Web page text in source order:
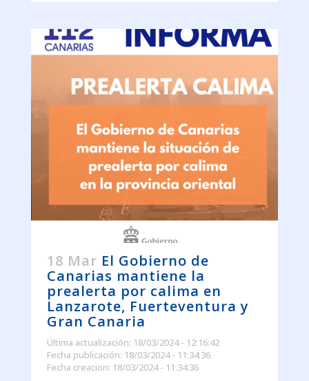
18 Mar El Gobierno de
Canarias mantiene la
prealerta por calima en
Lanzarote, Fuerteventura y
Gran Canaria
Última actualización: 18/03/2024 - 12:16:42
Fecha publicación: 18/03/2024 - 11:34:36
Fecha creacion: 18/03/2024 - 11:34:36